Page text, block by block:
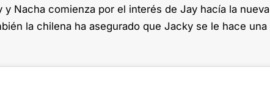
y Nacha comienza por el interés de Jay hacía la nueva
la chilena ha asegurado que Jacky se le hace una